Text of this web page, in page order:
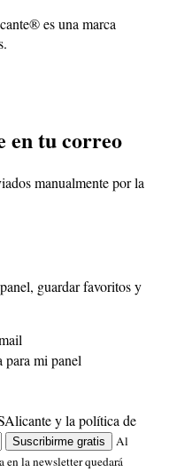
es una marca
en tu correo
manualmente por la
guardar favoritos y
para mi panel
y la política de
Suscribirme gratis
Al
en la newsletter quedará